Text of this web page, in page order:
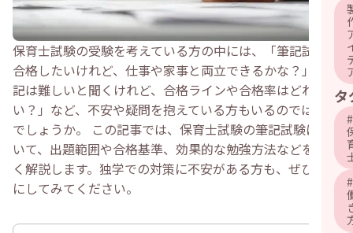
タ
#
#
保育士試験の受験を考えている方の中には、「筆記試験に
合格したいけれど、仕事や家事と両立できるかな？」「筆
記は難しいと聞くけれど、合格ラインや合格率はどれくら
い？」など、不安や疑問を抱えている方もいるのではない
でしょうか。 この記事では、保育士試験の筆記試験につ
いて、出題範囲や合格基準、効果的な勉強方法などを詳し
く解説します。独学での対策に不安がある方も、ぜひ参考
にしてみてください。